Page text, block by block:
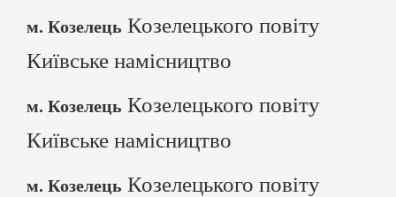
м. Козелець Козелецького повіту
Київське намісництво
м. Козелець Козелецького повіту
Київське намісництво
м. Козелець Козелецького повіту